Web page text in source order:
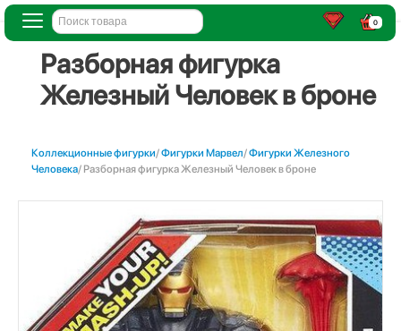
0
Разборная фигурка
Железный Человек в броне
Коллекционные фигурки/Фигурки Марвел/Фигурки Железного
Человека/ Разборная фигурка Железный Человек в броне